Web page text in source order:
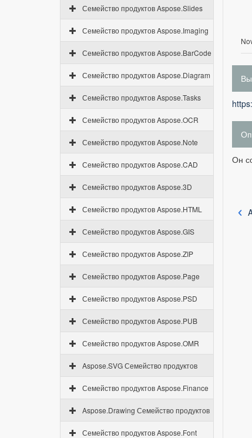
Семейство продуктов Aspose.Slides
Семейство продуктов Aspose.Imaging
Семейство продуктов Aspose.BarCode
Семейство продуктов Aspose.Diagram
Семейство продуктов Aspose.Tasks
Семейство продуктов Aspose.OCR
Семейство продуктов Aspose.Note
Семейство продуктов Aspose.CAD
Семейство продуктов Aspose.3D
Семейство продуктов Aspose.HTML
Семейство продуктов Aspose.GIS
Семейство продуктов Aspose.ZIP
Семейство продуктов Aspose.Page
Семейство продуктов Aspose.PSD
Семейство продуктов Aspose.PUB
Семейство продуктов Aspose.OMR
Aspose.SVG Семейство продуктов
Семейство продуктов Aspose.Finance
Aspose.Drawing Семейство продуктов
Семейство продуктов Aspose.Font
Он